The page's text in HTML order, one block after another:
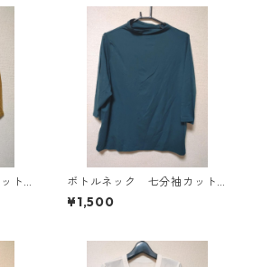
ト
KA
ボトルネック 七分袖カット
ソー ４Ｌ ティールグリー
ン KAE-4815
¥1,500